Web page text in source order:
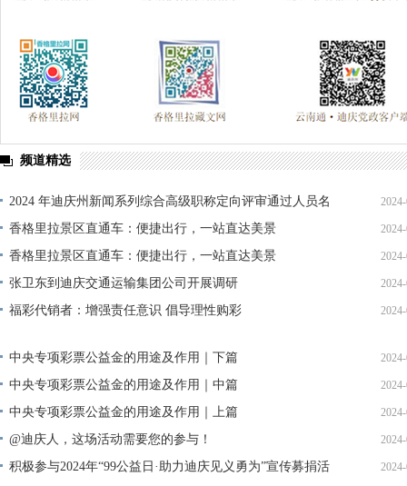
频道精选
2024 年迪庆州新闻系列综合高级职称定向评审通过人员名
单公示
香格里拉景区直通车：便捷出行，一站直达美景
香格里拉景区直通车：便捷出行，一站直达美景
张卫东到迪庆交通运输集团公司开展调研
福彩代销者：增强责任意识 倡导理性购彩
中央专项彩票公益金的用途及作用｜下篇
中央专项彩票公益金的用途及作用｜中篇
中央专项彩票公益金的用途及作用｜上篇
@迪庆人，这场活动需要您的参与！
积极参与2024年“99公益日·助力迪庆见义勇为”宣传募捐活